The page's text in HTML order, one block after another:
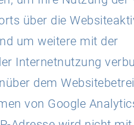
über die
um weitere mit der
Internetnutzung
dem
von Google